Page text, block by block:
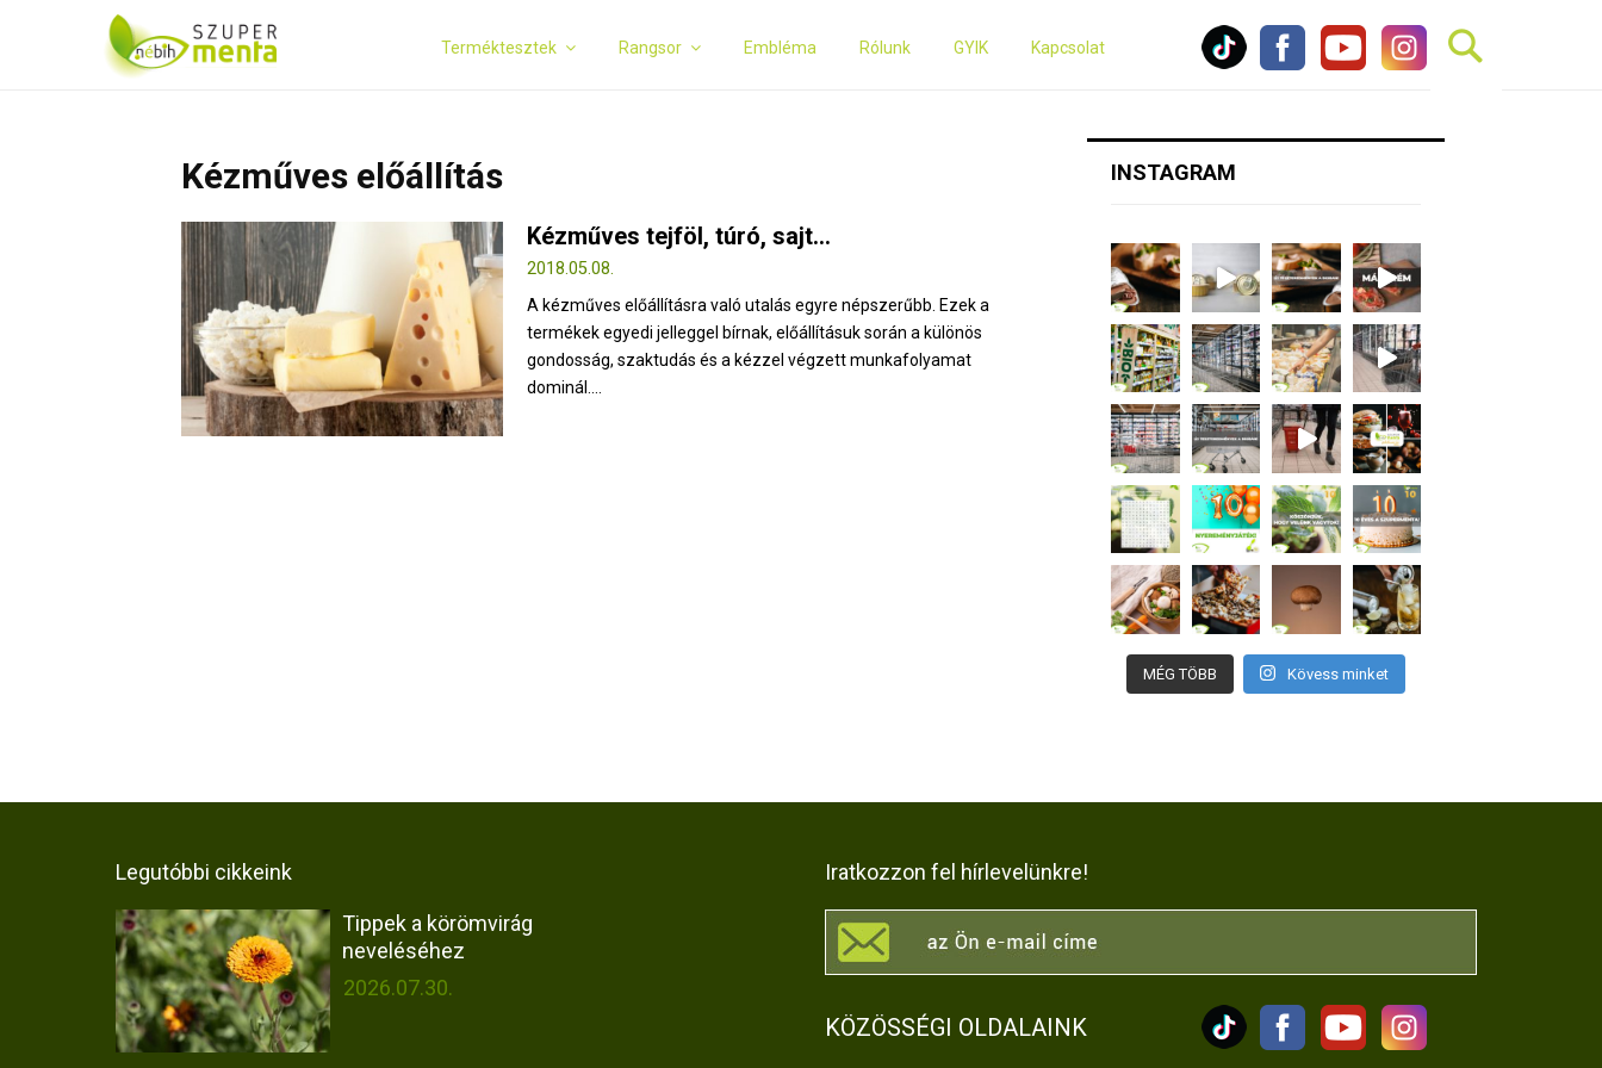
Terméktesztek Rangsor Embléma Rólunk GYIK Kapcsolat
Kézműves előállítás
Kézműves tejföl, túró, sajt…
2018.05.08.
A kézműves előállításra való utalás egyre népszerűbb. Ezek a
termékek egyedi jelleggel bírnak, előállításuk során a különös
gondosság, szaktudás és a kézzel végzett munkafolyamat
dominál....
INSTAGRAM
MÉG TÖBB Kövess minket
Legutóbbi cikkeink
Tippek a körömvirág
neveléséhez
2026.07.30.
Iratkozzon fel hírlevelünkre!
KÖZÖSSÉGI OLDALAINK